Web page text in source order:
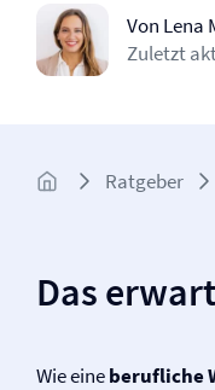
Von Lena
Zuletzt
Ratgeber
Das
Wie eineberufliche